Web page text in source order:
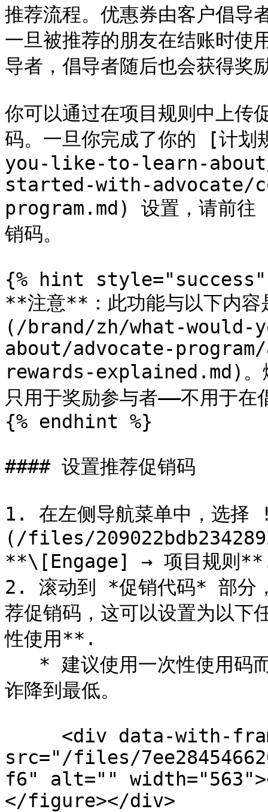
推荐流程。优惠券由客户倡导
一旦被推荐的朋友在结账时使
导者，倡导者随后也会获得奖
你可以通过在项目规则中上传
码。一旦你完成了你的 [
you-like-to-learn-
started-with-advocate/
program.md) 设置，请前往
销码。
{% hint style="success"
**注意**：此功能与以下内
(/brand/zh/what-
about/advocate-
rewards-explained.md)。
只用于奖励参与者——不用于在
{% endhint %}
#### 设置推荐促销码
1. 在左侧导航菜单中，选
(/files/
**\[Engage] → 项目规则
2. 滚动到 *促销代码* 部分
荐促销码，这可以设置为以
性使用**.
诈降到最低。
src="/files/
f6" alt=""
</figure></div>